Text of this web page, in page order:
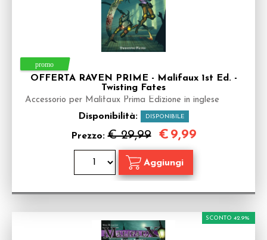
OFFERTA RAVEN PRIME - Malifaux 1st Ed. -
Twisting Fates
Accessorio per Malifaux Prima Edizione in inglese
Disponibilità: DISPONIBILE
Prezzo:€ 29,99 € 9,99
SCONTO 42.9%